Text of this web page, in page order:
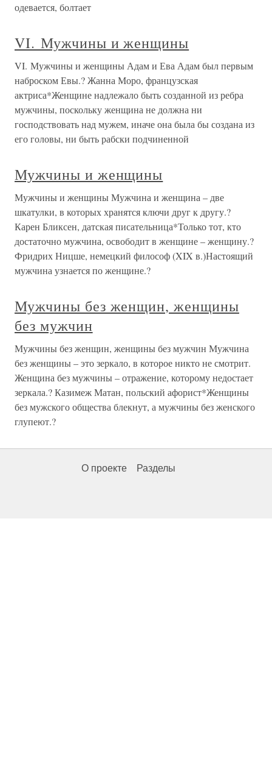
одевается, болтает
VI. Мужчины и женщины
VI. Мужчины и женщины Адам и Ева Адам был первым
наброском Евы.? Жанна Моро, французская
актриса*Женщине надлежало быть созданной из ребра
мужчины, поскольку женщина не должна ни
господствовать над мужем, иначе она была бы создана из
его головы, ни быть рабски подчиненной
Мужчины и женщины
Мужчины и женщины Мужчина и женщина – две
шкатулки, в которых хранятся ключи друг к другу.?
Карен Бликсен, датская писательница*Только тот, кто
достаточно мужчина, освободит в женщине – женщину.?
Фридрих Ницше, немецкий философ (XIX в.)Настоящий
мужчина узнается по женщине.?
Мужчины без женщин, женщины
без мужчин
Мужчины без женщин, женщины без мужчин Мужчина
без женщины – это зеркало, в которое никто не смотрит.
Женщина без мужчины – отражение, которому недостает
зеркала.? Казимеж Матан, польский афорист*Женщины
без мужского общества блекнут, а мужчины без женского
глупеют.?
О проекте Разделы